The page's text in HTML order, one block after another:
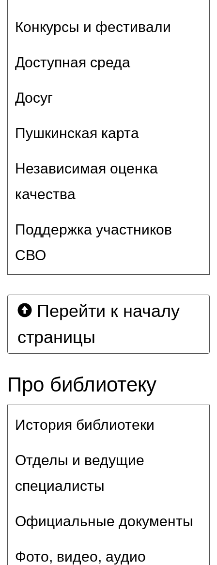
Конкурсы и фестивали
Доступная среда
Досуг
Пушкинская карта
Независимая оценка
качества
Поддержка участников
СВО
Перейти к началу
страницы
Про библиотеку
История библиотеки
Отделы и ведущие
специалисты
Официальные документы
Фото, видео, аудио